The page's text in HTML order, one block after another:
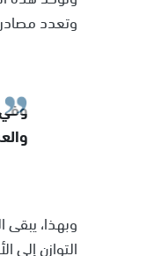
وتعدد
وبهذا،
التوازن إلى